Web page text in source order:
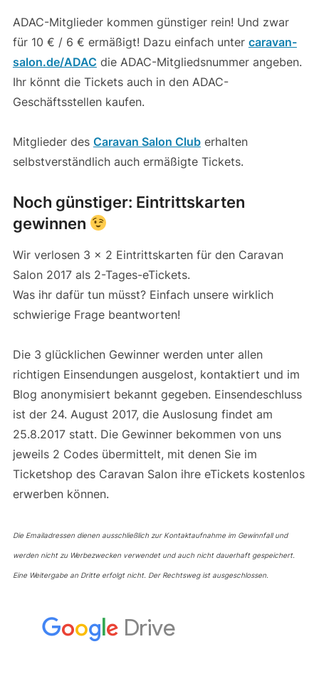
ADAC-Mitglieder kommen günstiger rein! Und zwar
für 10 € / 6 € ermäßigt! Dazu einfach unter caravan-
salon.de/ADAC die ADAC-Mitgliedsnummer angeben.
Ihr könnt die Tickets auch in den ADAC-
Geschäftsstellen kaufen.
Mitglieder des Caravan Salon Cluberhalten
selbstverständlich auch ermäßigte Tickets.
Noch günstiger: Eintrittskarten
gewinnen
Wir verlosen 3 x 2 Eintrittskarten für den Caravan
Salon 2017 als 2-Tages-eTickets.
Was ihr dafür tun müsst? Einfach unsere wirklich
schwierige Frage beantworten!
Die 3 glücklichen Gewinner werden unter allen
richtigen Einsendungen ausgelost, kontaktiert und im
Blog anonymisiert bekannt gegeben. Einsendeschluss
ist der 24. August 2017, die Auslosung findet am
25.8.2017 statt. Die Gewinner bekommen von uns
jeweils 2 Codes übermittelt, mit denen Sie im
Ticketshop des Caravan Salon ihre eTickets kostenlos
erwerben können.
Die Emailadressen dienen ausschließlich zur Kontaktaufnahme im Gewinnfall und
werden nicht zu Werbezwecken verwendet und auch nicht dauerhaft gespeichert.
Eine Weitergabe an Dritte erfolgt nicht. Der Rechtsweg ist ausgeschlossen.